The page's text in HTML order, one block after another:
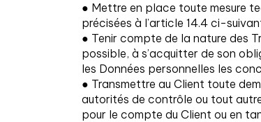
● Mettre en place toute mesure
précisées à l’article 14.4 ci-
● Tenir compte de la nature des
possible, à s’acquitter de son
les Données personnelles les
● Transmettre au Client toute
autorités de contrôle ou tout
pour le compte du Client ou en